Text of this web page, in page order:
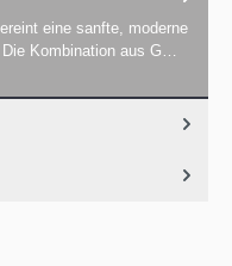
eine sanfte, moderne
Kombination aus G…